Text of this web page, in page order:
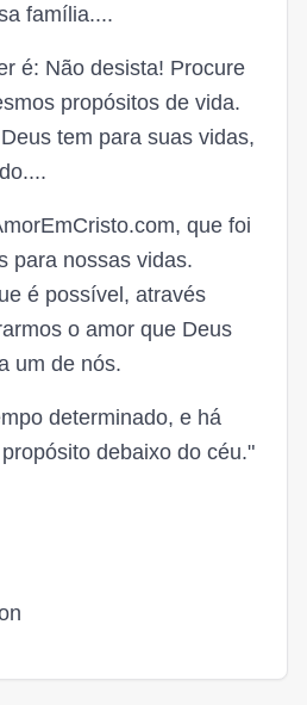
família....
é: Não desista! Procure
propósitos de vida.
tem para suas vidas,
que foi
para nossas vidas.
é possível, através
o amor que Deus
um de nós.
determinado, e há
debaixo do céu."